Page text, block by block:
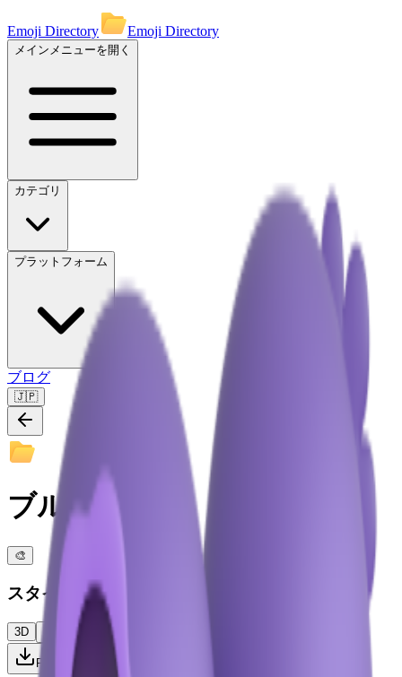
Emoji Directory Emoji Directory
メインメニューを開く
カテゴリ
プラットフォーム
ブログ
🇯🇵
ブルーベリー
🎨
スタイル
3D カラー フラット
PNGをダウンロード